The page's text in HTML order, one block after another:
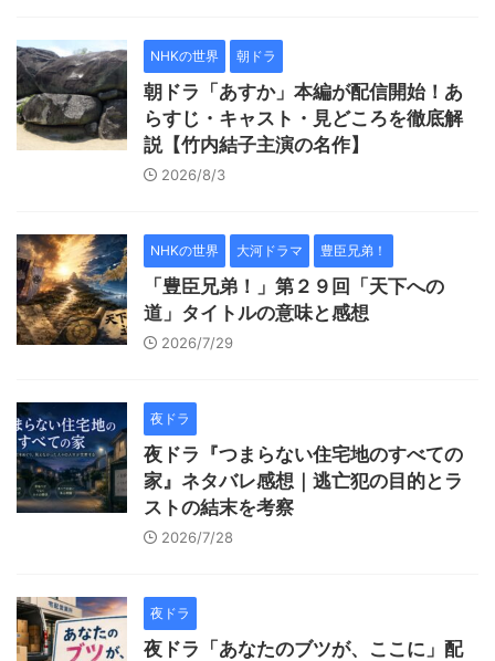
NHKの世界 朝ドラ
朝ドラ「あすか」本編が配信開始！あ
らすじ・キャスト・見どころを徹底解
説【竹内結子主演の名作】
2026/8/3
NHKの世界 大河ドラマ 豊臣兄弟！
「豊臣兄弟！」第２９回「天下への
道」タイトルの意味と感想
2026/7/29
夜ドラ
夜ドラ『つまらない住宅地のすべての
家』ネタバレ感想｜逃亡犯の目的とラ
ストの結末を考察
2026/7/28
夜ドラ
夜ドラ「あなたのブツが、ここに」配